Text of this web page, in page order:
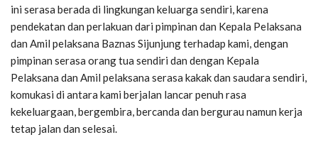
ini serasa berada di lingkungan keluarga sendiri, karena
pendekatan dan perlakuan dari pimpinan dan Kepala Pelaksana
dan Amil pelaksana Baznas Sijunjung terhadap kami, dengan
pimpinan serasa orang tua sendiri dan dengan Kepala
Pelaksana dan Amil pelaksana serasa kakak dan saudara sendiri,
komukasi di antara kami berjalan lancar penuh rasa
kekeluargaan, bergembira, bercanda dan bergurau namun kerja
tetap jalan dan selesai.